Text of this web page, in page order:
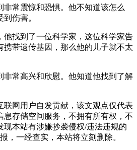
非常震惊和恐惧。他不知道该怎么
伤害。
他找到了一位科学家，这位科学家告
携带遗传基因，那么他的儿子就不太
非常高兴和欣慰。他知道他找到了解
联网用户自发贡献，该文观点仅代表
息存储空间服务，不拥有所有权，不
现本站有涉嫌抄袭侵权/违法违规的
，一经查实，本站将立刻删除。